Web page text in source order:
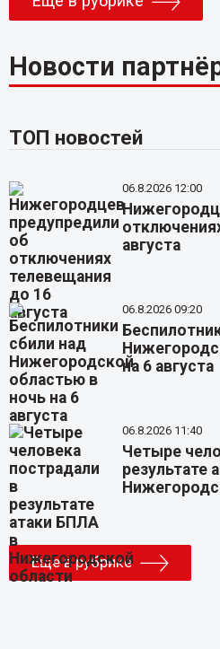
Новости
ТОП новостей
06.8.2026 12:00
августа
06.8.2026 09:20
на 6 августа
06.8.2026 11:40
Четыре
результате
Еще в рубрике